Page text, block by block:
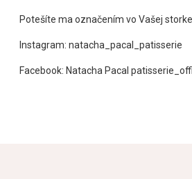
Potešíte ma označením vo Vašej
Instagram: natacha_pacal_patisserie
Facebook: Natacha Pacal